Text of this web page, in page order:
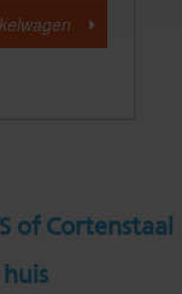
of Cortenstaal